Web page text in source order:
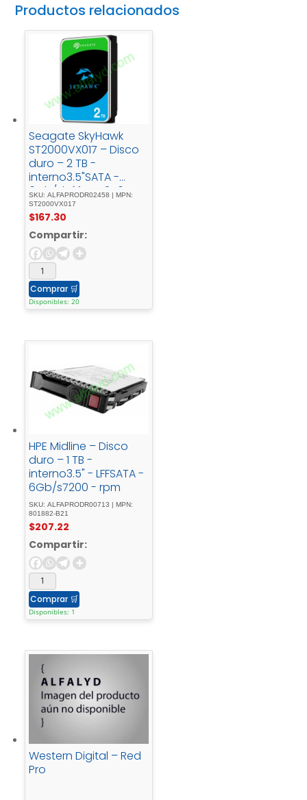
Productos relacionados
Seagate SkyHawk
ST2000VX017 – Disco
duro – 2 TB -
interno3.5"SATA -
6Gb/sbúfer: - 256 -
MB
SKU: ALFAPRODR02458 | MPN:
ST2000VX017
$167.30
Compartir:
Comprar 🛒
Disponibles: 20
HPE Midline – Disco
duro – 1 TB -
interno3.5" - LFFSATA -
6Gb/s7200 - rpm
SKU: ALFAPRODR00713 | MPN:
801882-B21
$207.22
Compartir:
Comprar 🛒
Disponibles: 1
Western Digital – Red
Pro